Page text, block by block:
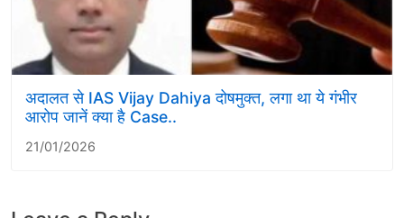
अदालत से IAS Vijay Dahiya दोषमुक्त, लगा था ये गंभीर
आरोप जानें क्या है Case..
21/01/2026